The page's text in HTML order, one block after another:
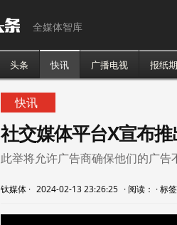
全媒体智库
头条 快讯 广播电视 报纸
快讯
社交媒体平台X宣布
此举将允许广告商确保他们的广告
钛媒体 · 2024-02-13 23:26:25 ·阅读： ·标签